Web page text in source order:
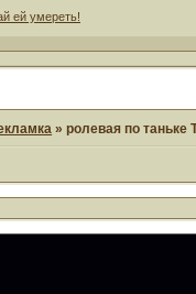
ей умереть!
»ролевая по